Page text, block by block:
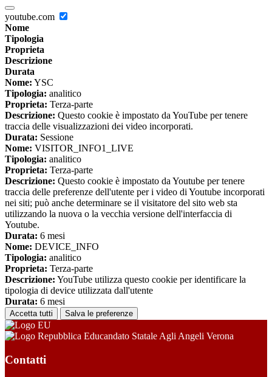
youtube.com
Nome
Tipologia
Proprieta
Descrizione
Durata
Nome: YSC
Tipologia: analitico
Proprieta: Terza-parte
Descrizione: Questo cookie è impostato da YouTube per tenere
traccia delle visualizzazioni dei video incorporati.
Durata: Sessione
Nome: VISITOR_INFO1_LIVE
Tipologia: analitico
Proprieta: Terza-parte
Descrizione: Questo cookie è impostato da Youtube per tenere
traccia delle preferenze dell'utente per i video di Youtube incorporati
nei siti; può anche determinare se il visitatore del sito web sta
utilizzando la nuova o la vecchia versione dell'interfaccia di
Youtube.
Durata: 6 mesi
Nome: DEVICE_INFO
Tipologia: analitico
Proprieta: Terza-parte
Descrizione: YouTube utilizza questo cookie per identificare la
tipologia di device utilizzata dall'utente
Durata: 6 mesi
Accetta tutti Salva le preferenze
Educandato Statale Agli Angeli Verona
Contatti